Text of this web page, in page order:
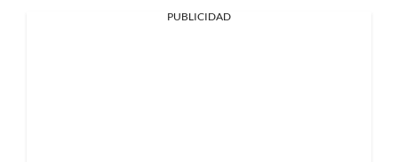
PUBLICIDAD